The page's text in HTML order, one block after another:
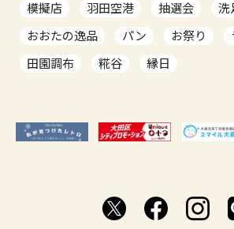
模擬店
羽田空港 抽選会
洗
おおたの逸品
パン お祭り
田園調布
糀谷 縁日